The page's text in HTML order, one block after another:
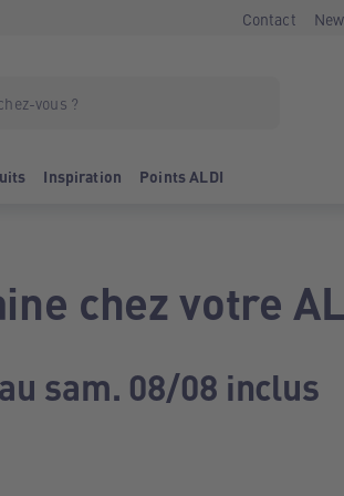
Contact
Inspiration Points ALDI
chez votre
sam. 08/08 inclus